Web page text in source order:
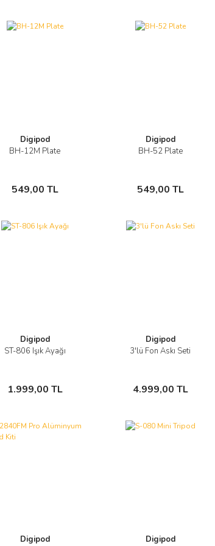
Digipod
BH-12M Plate
549,00 TL
Görüntüle
Sepete Ekle
Digipod
BH-52 Plate
549,00 TL
Görüntüle
Sepete Ekle
Digipod
ST-806 Işık Ayağı
1.999,00 TL
Görüntüle
Sepete Ekle
Digipod
3'lü Fon Askı Seti
4.999,00 TL
Görüntüle
Sepete Ekle
Digipod
Digipod